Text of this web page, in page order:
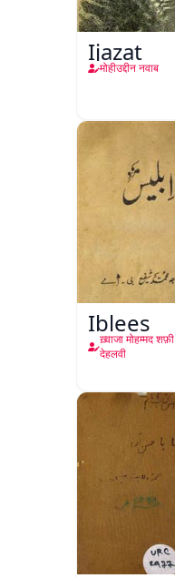
Ijazat
मोहीउद्दीन नवाब
Iblees
ख़्वाजा मोहम्मद शफ़ी
देहलवी